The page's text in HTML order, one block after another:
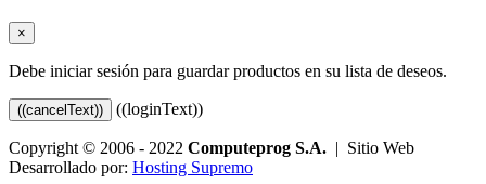
×
Debe iniciar sesión para guardar productos en su lista de deseos.
((cancelText)) ((loginText))
Copyright © 2006 - 2022 Computeprog S.A. | Sitio Web
Desarrollado por: Hosting Supremo